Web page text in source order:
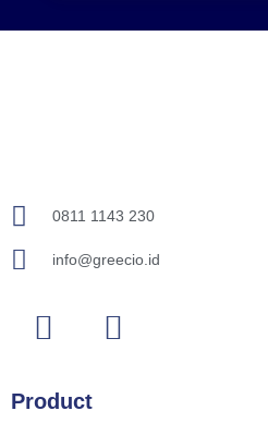
0811 1143 230
info@greecio.id
Product